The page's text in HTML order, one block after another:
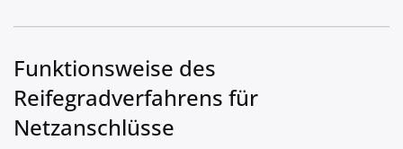
Funktionsweise des
Reifegradverfahrens für
Netzanschlüsse